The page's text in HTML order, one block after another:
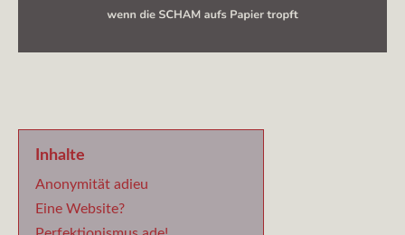
Inhalte
Anonymität adieu
Eine Website?